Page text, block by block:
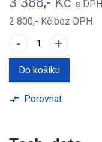
s DPH
2 800,- Kč bez DPH
- +
Do košíku
compare_arrows Porovnat